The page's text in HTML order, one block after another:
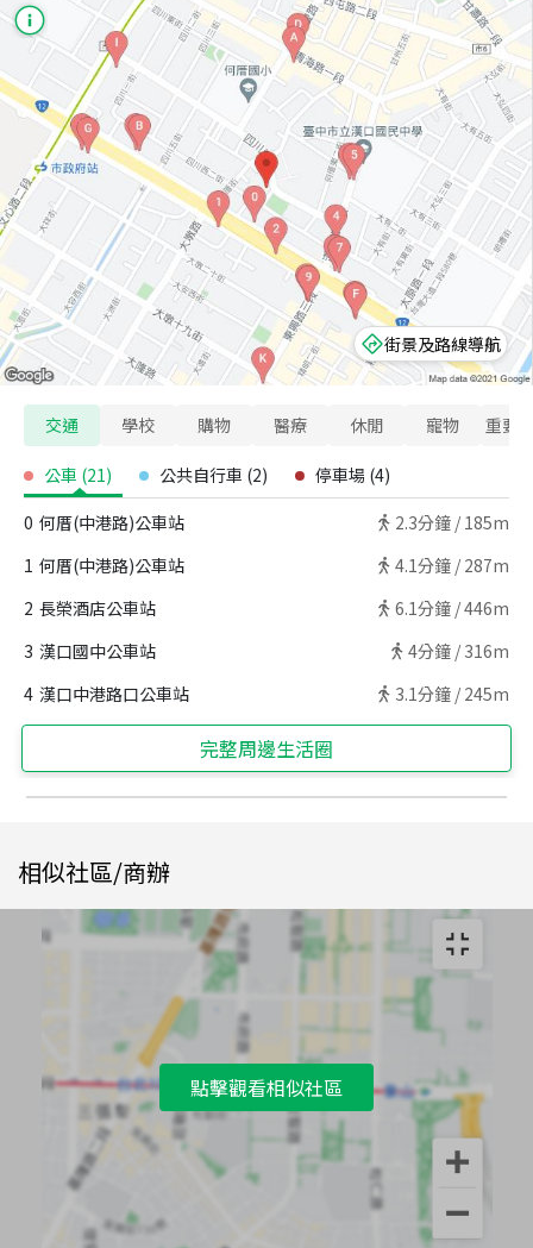
街景及路線導航
交通 學校 購物 醫療 休閒 寵物 重要
公車 (21) 公共自行車 (2) 停車場 (4)
0 何厝(中港路)公車站 2.3分鐘 / 185m
1 何厝(中港路)公車站 4.1分鐘 / 287m
2 長榮酒店公車站 6.1分鐘 /446m
3 漢口國中公車站 4分鐘 / 316m
4 漢口中港路口公車站 3.1分鐘 / 245m
完整周邊生活圈
相似社區/商辦
點擊觀看相似社區